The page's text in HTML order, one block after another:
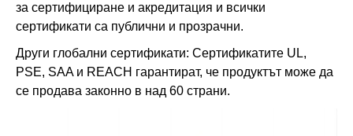
за сертифициране и акредитация и всички
сертификати са публични и прозрачни.
Други глобални сертификати: Сертификатите UL,
PSE, SAA и REACH гарантират, че продуктът може да
се продава законно в над 60 страни.